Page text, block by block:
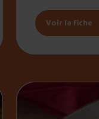
Voir la fiche